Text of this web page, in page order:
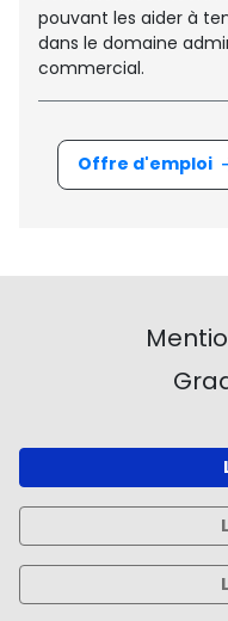
pouvant les aider à
dans le domaine
commercial.
Offre d'emploi